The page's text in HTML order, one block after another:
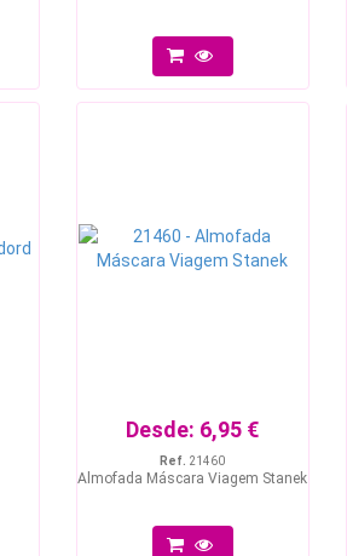
Desde: 6,95 €
Ref. 21460
Almofada Máscara Viagem Stanek